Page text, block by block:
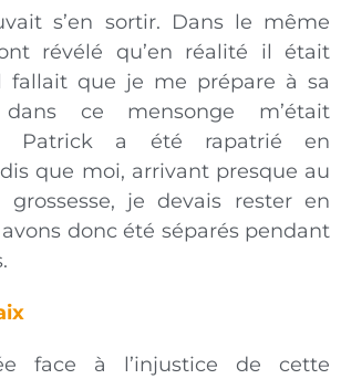
s’en sortir. Dans le même
révélé qu’en réalité il était
fallait que je me prépare à sa
ce mensonge m’était
Patrick a été rapatrié en
que moi, arrivant presque au
je devais rester en
donc été séparés pendant
face à l’injustice de cette